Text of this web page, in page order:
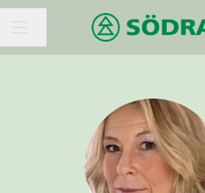
KARRIÄRMENY
Dela sidan